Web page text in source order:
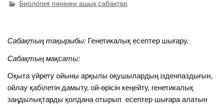
Биология пәнінен ашық сабақтар
Сабақтың тақырыбы: Генетикалық есептер шығару.
Сабақтың мақсаты:
Оқыта үйрету ойыны арқылы оқушылардың ізденпаздығын,
ойлау қабілетін дамыту, ой-өрісін кеңейту, генетикалық
заңдылықтарды қолдана отырып есептер шығара алатын